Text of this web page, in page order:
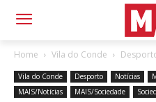
Home Vila do Conde
Vila do Conde Desporto Notícias
MAIS/Notícias
MAIS/Sociedade